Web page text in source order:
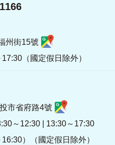
州街15號
（國定假日除外）
市省府路4號
～12:30 | 13:30～17:30
）（國定假日除外）